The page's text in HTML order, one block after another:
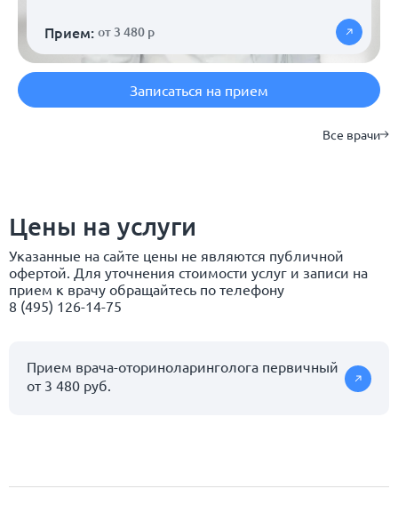
Прием: от 3 480 р
Записаться на прием
Все врачи
Цены на услуги
Указанные на сайте цены не являются публичной
офертой. Для уточнения стоимости услуг и записи на
прием к врачу обращайтесь по телефону
8 (495) 126-14-75
Прием врача-оториноларинголога первичный
от 3 480 руб.